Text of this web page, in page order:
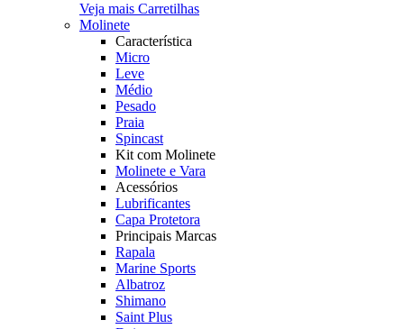
Veja mais Carretilhas
Molinete
Característica
Micro
Leve
Médio
Pesado
Praia
Spincast
Kit com Molinete
Molinete e Vara
Acessórios
Lubrificantes
Capa Protetora
Principais Marcas
Rapala
Marine Sports
Albatroz
Shimano
Saint Plus